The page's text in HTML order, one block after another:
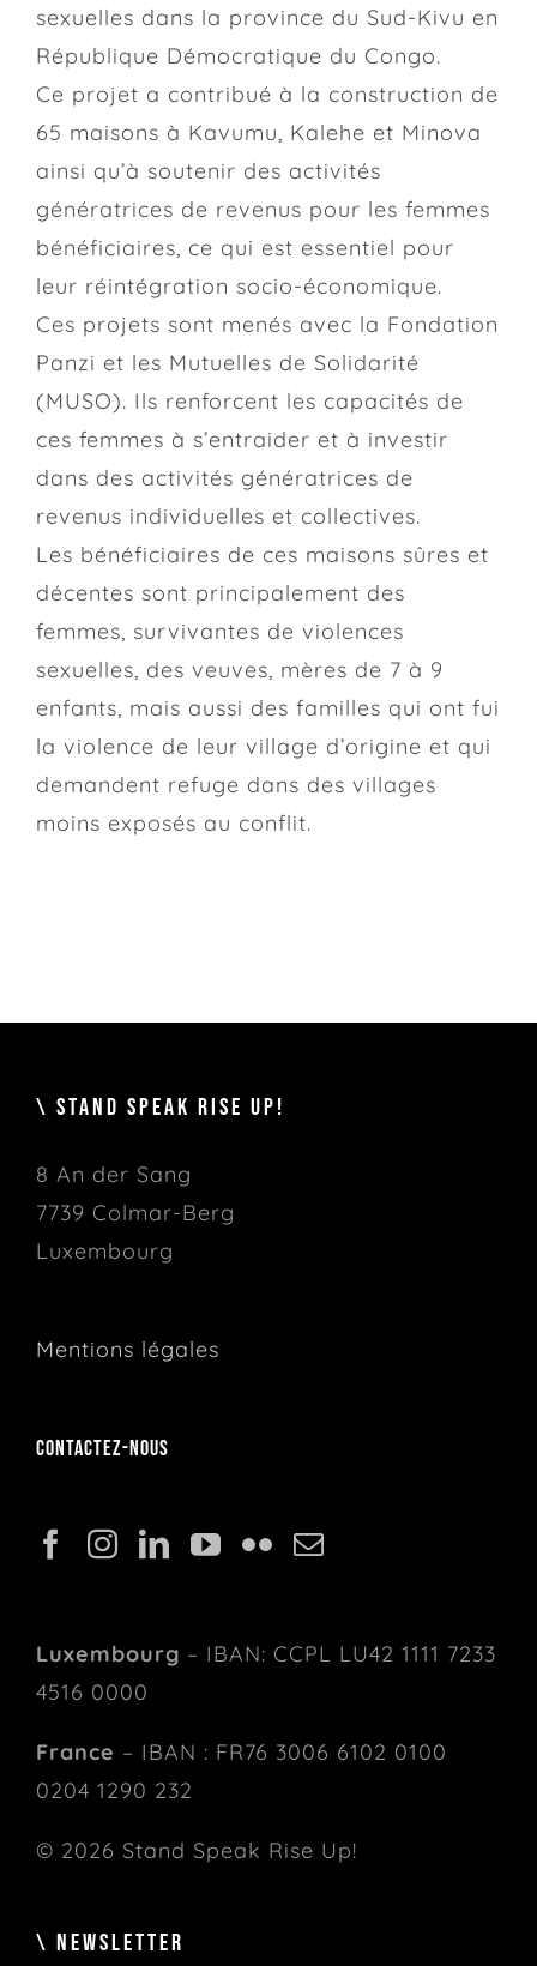
sexuelles dans la province du Sud-Kivu en
République Démocratique du Congo.
Ce projet a contribué à la construction de
65 maisons à Kavumu, Kalehe et Minova
ainsi qu’à soutenir des activités
génératrices de revenus pour les femmes
bénéficiaires, ce qui est essentiel pour
leur réintégration socio-économique.
Ces projets sont menés avec la Fondation
Panzi et les Mutuelles de Solidarité
(MUSO). Ils renforcent les capacités de
ces femmes à s’entraider et à investir
dans des activités génératrices de
revenus individuelles et collectives.
Les bénéficiaires de ces maisons sûres et
décentes sont principalement des
femmes, survivantes de violences
sexuelles, des veuves, mères de 7 à 9
enfants, mais aussi des familles qui ont fui
la violence de leur village d’origine et qui
demandent refuge dans des villages
moins exposés au conflit.
\ STAND SPEAK RISE UP!
8 An der Sang
7739 Colmar-Berg
Luxembourg
Mentions légales
Contactez-nous
Luxembourg – IBAN: CCPL LU42 1111 7233
4516 0000
France – IBAN : FR76 3006 6102 0100
0204 1290 232
© 2026 Stand Speak Rise Up!
\ NEWSLETTER